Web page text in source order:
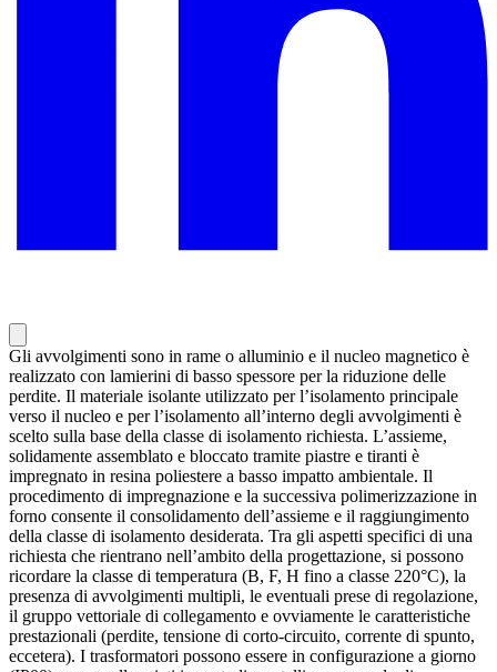
Gli avvolgimenti sono in rame o alluminio e il nucleo magnetico è
realizzato con lamierini di basso spessore per la riduzione delle
perdite. Il materiale isolante utilizzato per l’isolamento principale
verso il nucleo e per l’isolamento all’interno degli avvolgimenti è
scelto sulla base della classe di isolamento richiesta. L’assieme,
solidamente assemblato e bloccato tramite piastre e tiranti è
impregnato in resina poliestere a basso impatto ambientale. Il
procedimento di impregnazione e la successiva polimerizzazione in
forno consente il consolidamento dell’assieme e il raggiungimento
della classe di isolamento desiderata. Tra gli aspetti specifici di una
richiesta che rientrano nell’ambito della progettazione, si possono
ricordare la classe di temperatura (B, F, H fino a classe 220°C), la
presenza di avvolgimenti multipli, le eventuali prese di regolazione,
il gruppo vettoriale di collegamento e ovviamente le caratteristiche
prestazionali (perdite, tensione di corto-circuito, corrente di spunto,
eccetera). I trasformatori possono essere in configurazione a giorno